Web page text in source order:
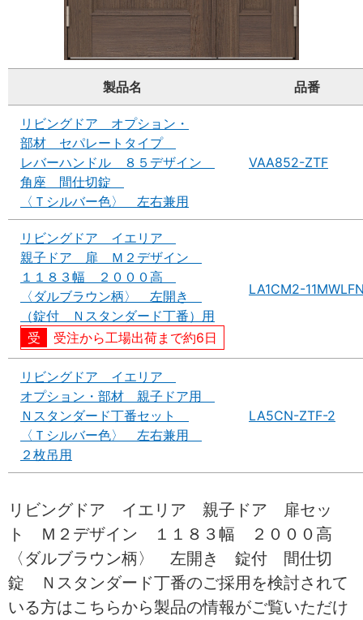
製品名 品番
リビングドア オプション・
部材 セパレートタイプ
レバーハンドル ８５デザイン
角座 間仕切錠
〈Ｔシルバー色〉 左右兼用
VAA852-ZTF
リビングドア イエリア
親子ドア 扉 Ｍ２デザイン
１１８３幅 ２０００高
〈ダルブラウン柄〉 左開き
（錠付 Ｎスタンダード丁番）用
受注から工場出荷まで約6日
LA1CM2-
リビングドア イエリア
オプション・部材 親子ドア用
Ｎスタンダード丁番セット
〈Ｔシルバー色〉 左右兼用
２枚吊用
LA5CN-ZTF-2
リビングドア イエリア 親子ドア 扉セッ
ト Ｍ２デザイン １１８３幅 ２０００高
〈ダルブラウン柄〉 左開き 錠付 間仕切
錠 Ｎスタンダード丁番のご採用を検討されて
いる方はこちらから製品の情報がご覧いただけ